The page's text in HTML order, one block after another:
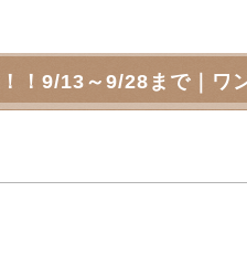
！9/13～9/28まで｜ワ